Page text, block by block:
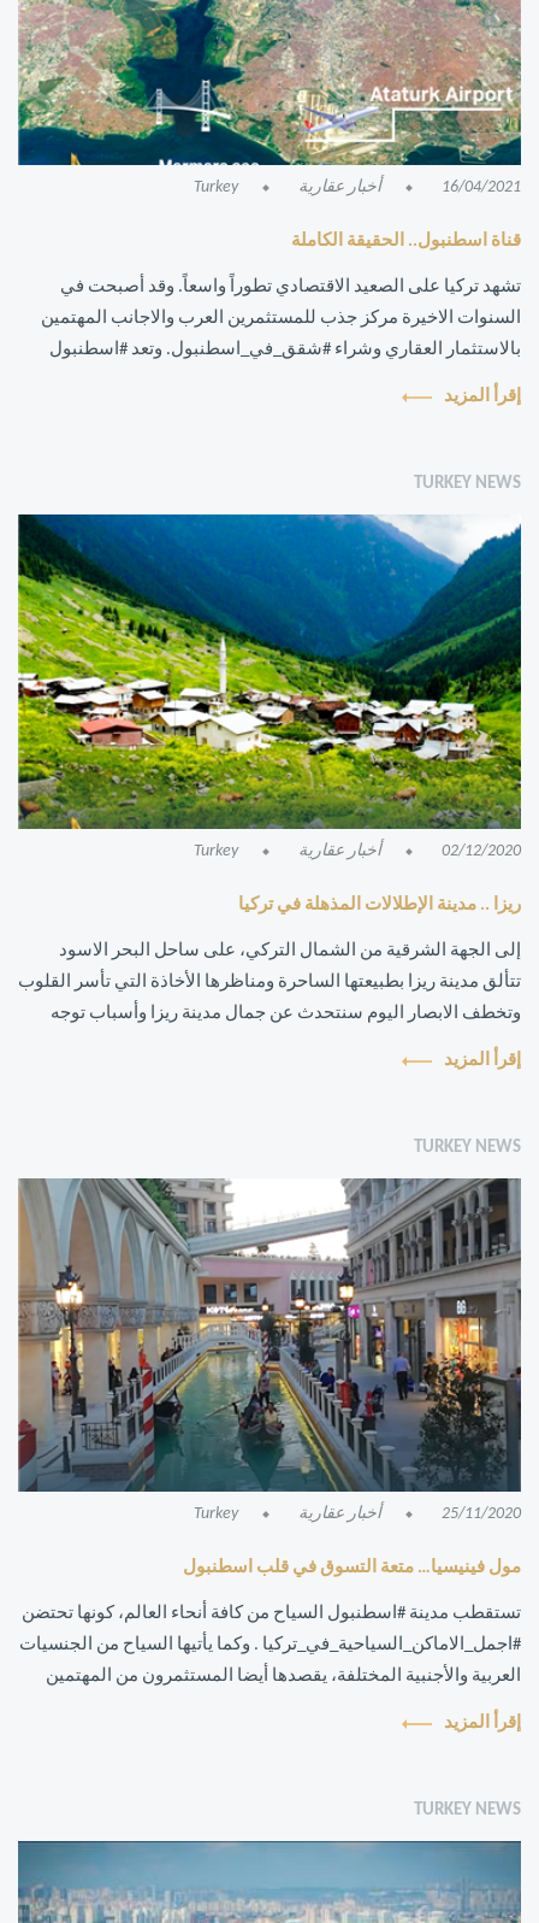
16/04/2021 أخبار عقارية Turkey
قناة اسطنبول.. الحقيقة الكاملة
تشهد تركيا على الصعيد الاقتصادي تطوراً واسعاً. وقد أصبحت في
السنوات الاخيرة مركز جذب للمستثمرين العرب والاجانب المهتمين
بالاستثمار العقاري وشراء #شقق_في_اسطنبول. وتعد #اسطنبول
الوجهة الاولى كونها العا...
إقرأ المزيد
TURKEY NEWS
02/12/2020 أخبار عقارية Turkey
ريزا .. مدينة الإطلالات المذهلة في تركيا
إلى الجهة الشرقية من الشمال التركي، على ساحل البحر الاسود
تتألق مدينة ريزا بطبيعتها الساحرة ومناظرها الأخاذة التي تأسر القلوب
وتخطف الابصار اليوم سنتحدث عن جمال مدينة ريزا وأسباب توجه
العرب بقوة لشراء...
إقرأ المزيد
TURKEY NEWS
25/11/2020 أخبار عقارية Turkey
مول فينيسيا… متعة التسوق في قلب اسطنبول
تستقطب مدينة #اسطنبول السياح من كافة أنحاء العالم، كونها تحتضن
#اجمل_الاماكن_السياحية_في_تركيا . وكما يأتيها السياح من الجنسيات
العربية والأجنبية المختلفة، يقصدها أيضا المستثمرون من المهتمين
بشراء #شق...
إقرأ المزيد
TURKEY NEWS